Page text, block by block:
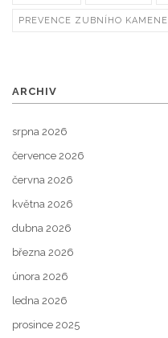
PREVENCE ZUBNÍHO KAMENE
ARCHIV
srpna 2026
července 2026
června 2026
května 2026
dubna 2026
března 2026
února 2026
ledna 2026
prosince 2025